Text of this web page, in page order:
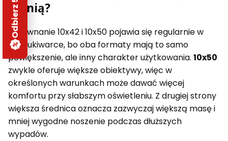
różnią?
Porównanie 10x42 i 10x50 pojawia się regularnie w
wyszukiwarce, bo oba formaty mają to samo
powiększenie, ale inny charakter użytkowania. 10x50
zwykle oferuje większe obiektywy, więc w
określonych warunkach może dawać więcej
komfortu przy słabszym oświetleniu. Z drugiej strony
większa średnica oznacza zazwyczaj większą masę i
mniej wygodne noszenie podczas dłuższych
wypadów.